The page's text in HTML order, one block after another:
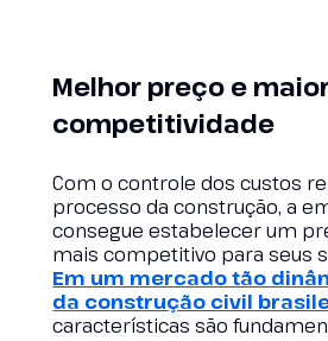
Melhor preço e
competitividade
Com o controle dos custos
processo da construção, a
consegue estabelecer um
mais competitivo para seus
Em um mercado tão
da construção civil
características são